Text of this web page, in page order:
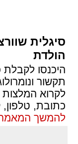
סיגלית
הולדת
היכנסו לקבלת
תקשור
לקרוא המלצות
כתובת, טלפון,
להמשך